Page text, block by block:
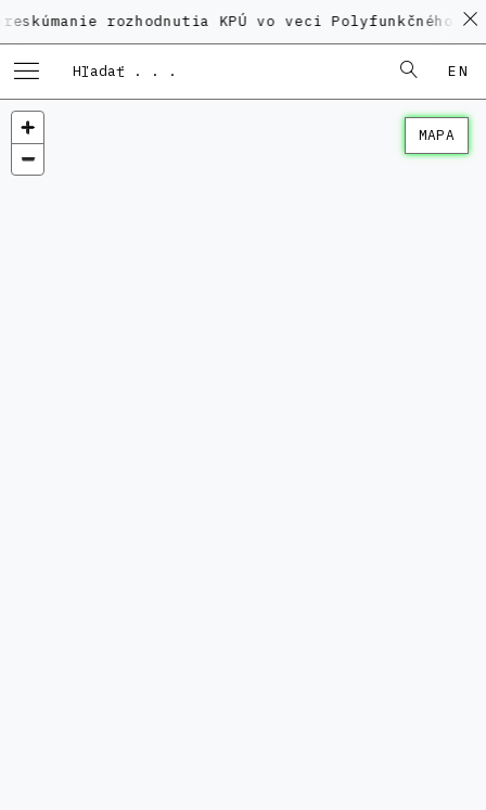
rozhodnutia KPÚ vo veci Polyfunkčného domu
EN
MAPA